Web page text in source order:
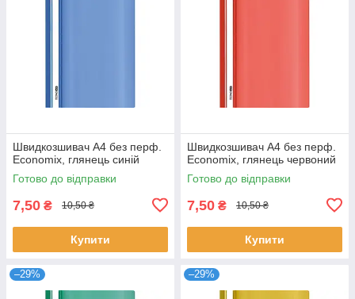
Швидкозшивач А4 без перф.
Economix, глянець синій
Готово до відправки
7,50 ₴ 10,50 ₴
Купити
Швидкозшивач А4 без перф.
Economix, глянець червоний
Готово до відправки
7,50 ₴ 10,50 ₴
Купити
–29% –29%